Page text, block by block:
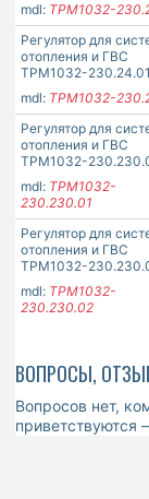
mdl: ТРМ1032-
Регулятор для
отопления и ГВС
ТРМ1032-230.24.01
mdl: ТРМ1032-
Регулятор для
отопления и ГВС
ТРМ1032-
mdl: ТРМ1032-
230.230.01
Регулятор для
отопления и ГВС
ТРМ1032-
mdl: ТРМ1032-
230.230.02
ВОПРОСЫ,
Вопросов нет,